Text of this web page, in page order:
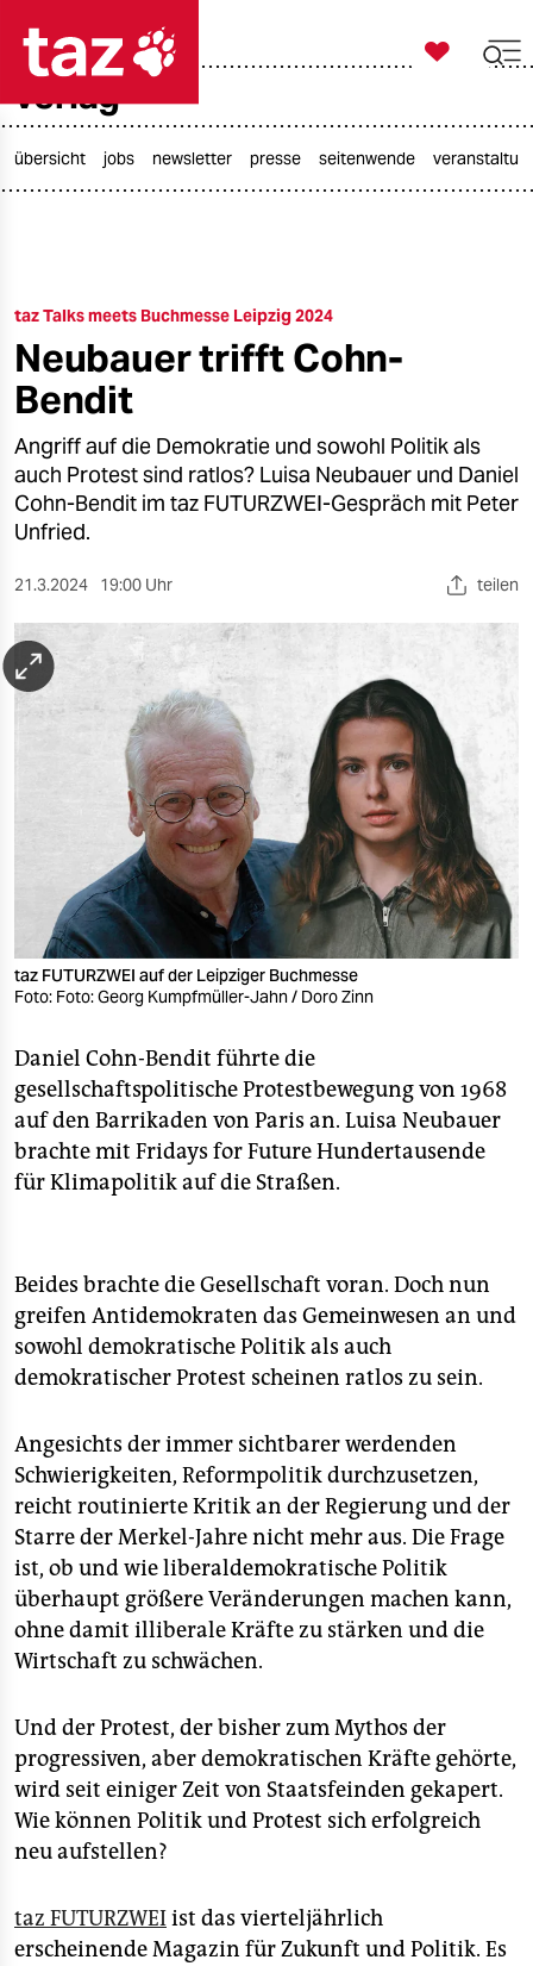
taz zahl ich
öko
gesellschaft
kultur
sport
berlin
nord
wahrheit
verlag
veranstaltungen
fragen & hilfe
unterstützen
abo
epaper login

taz zahl ich
verlag
übersicht jobs newsletter presse seitenwende
taz Talks meets Buchmesse Leipzig 2024
Neubauer trifft Cohn-
Bendit
Angriff auf die Demokratie und sowohl Politik als
auch Protest sind ratlos? Luisa Neubauer und Daniel
Cohn-Bendit im taz FUTURZWEI-Gespräch mit Peter
Unfried.
21.3.2024 19:00 Uhr teilen
taz FUTURZWEI auf der Leipziger Buchmesse
Foto: Foto: Georg Kumpfmüller-Jahn / Doro Zinn
Daniel Cohn-Bendit führte die
gesellschaftspolitische Protestbewegung von 1968
auf den Barrikaden von Paris an. Luisa Neubauer
brachte mit Fridays for Future Hundertausende
für Klimapolitik auf die Straßen.
Beides brachte die Gesellschaft voran. Doch nun
greifen Antidemokraten das Gemeinwesen an und
sowohl demokratische Politik als auch
demokratischer Protest scheinen ratlos zu sein.
Angesichts der immer sichtbarer werdenden
Schwierigkeiten, Reformpolitik durchzusetzen,
reicht routinierte Kritik an der Regierung und der
Starre der Merkel-Jahre nicht mehr aus. Die Frage
ist, ob und wie liberaldemokratische Politik
überhaupt größere Veränderungen machen kann,
ohne damit illiberale Kräfte zu stärken und die
Wirtschaft zu schwächen.
Und der Protest, der bisher zum Mythos der
progressiven, aber demokratischen Kräfte gehörte,
wird seit einiger Zeit von Staatsfeinden gekapert.
Wie können Politik und Protest sich erfolgreich
neu aufstellen?
taz FUTURZWEIist das vierteljährlich
erscheinende Magazin für Zukunft und Politik. Es